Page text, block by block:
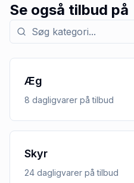
Se også tilbud på
Søg efter kategori med tilbud
Æg
8 dagligvarer på tilbud
Skyr
24 dagligvarer på tilbud